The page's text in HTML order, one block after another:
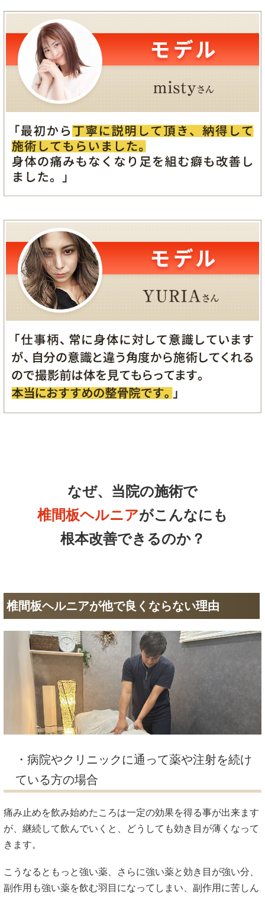
なぜ、当院の施術で
椎間板ヘルニアがこんなにも
根本改善できるのか？
椎間板ヘルニアが他で良くならない理由
・病院やクリニックに通って薬や注射を続け
ている方の場合
痛み止めを飲み始めたころは一定の効果を得る事が出来ます
が、継続して飲んでいくと、どうしても効き目が薄くなって
きます。
こうなるともっと強い薬、さらに強い薬と効き目が強い分、
副作用も強い薬を飲む羽目になってしまい、副作用に苦しん